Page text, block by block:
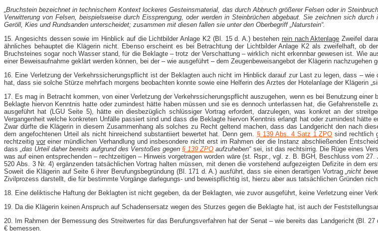
„Bruchstein bezeichnet in technischem Kontext lockeres Gesteinsmaterial, das durch Abbruch größerer Felsen oder in
Verwitterung von Felsen, beispielsweise durch Eissprengung, oder werden in Steinbrüchen abgebaut. Sie zeichnen sich
Geröll, Kies und Rundsanden unterscheidet; zusammen mit diesen fallen sie unter den Oberbegriff „Naturstein“.
15. Angesichts dessen sowie im Hinblick auf die Lichtbilder Anlage K2 (Bl. 15 d. A.) bestehen rein nach Aktenlage Zweifel
ähnliches behauptet die Klägerin nicht. Ebenso erscheint es bei Betrachtung der Lichtbilder Anlage K2 als zweifelhaft, ob
Bruchsteines sogar noch Wasser stand, für die Beklagte – trotz der Verschattung – wirklich nicht erkennbar gewesen ist. Wie
einer Beweisaufnahme geklärt werden können, bei der – wie ausgeführt – dem Zeugenbeweisangebot der Klägerin nachzugehen
16. Eine Verletzung der Verkehrssicherungspflicht ist der Beklagten auch nicht im Hinblick darauf zur Last zu legen, dass –
hat, dass sie solche Stürze mehrfach morgens beobachten konnte sowie eine Helferin des Arztes der Hotelanlage der Klägerin
17. Es mag in Betracht kommen, von einer Verletzung der Verkehrssicherungspflicht auszugehen, wenn es bei Benutzung
Beklagte hiervon Kenntnis hatte oder zumindest hätte haben müssen und sie es dennoch unterlassen hat, die
ausgeführt hat (LGU Seite 5), hätte ein diesbezüglich schlüssiger Vortrag erfordert, darzulegen, was konkret an der
Vergangenheit welche konkreten Unfälle passiert sind und dass die Beklagte hiervon Kenntnis erlangt hat oder zumindest
Zwar dürfte die Klägerin in diesem Zusammenhang als solches zu Recht geltend machen, dass das Landgericht den nach
dem angefochtenen Urteil als nicht hinreichend substantiiert bewertet hat. Denn gem. § 139 Abs. 4 Satz 1 ZPO sind rechtlich
rechtzeitig voreiner mündlichen Verhandlung und insbesondere nicht erst im Rahmen der die Instanz abschließenden
dass „das Urteil daher bereits aufgrund des Verstoßes gegen§ 139 ZPO aufzuheben“sei, ist das rechtsirrig. Die Rüge eines
was auf einen entsprechenden – rechtzeitigen – Hinweis vorgetragen worden wäre (st. Rspr., vgl. z. B. BGH, Beschluss vom
520 Abs. 3 Nr. 4) ergänzenden tatsächlichen Vortrag halten müssen, mit denen die vorstehend aufgezeigten Defizite in dem
Soweit die Klägerin auf Seite 6 ihrer Berufungsbegründung (Bl. 171 d. A.) ausführt, dass sie einen derartigen Vortrag „nicht
Zivilprozess darstellt, die für bestimmte Vorgänge darlegungs- und beweispflichtig ist, hierzu aber aus tatsächlichen Gründen
18. Eine deliktische Haftung der Beklagten ist nicht gegeben, da der Beklagten, wie zuvor ausgeführt, keine Verletzung einer
19. Da die Klägerin keinen Anspruch auf Schadensersatz wegen des Sturzes gegen die Beklagte hat, ist auch der
20. Im Rahmen der Bemessung des Streitwertes für das Berufungsverfahren hat der Senat – wie bereits das Landgericht (Bl.
€ bemessen.